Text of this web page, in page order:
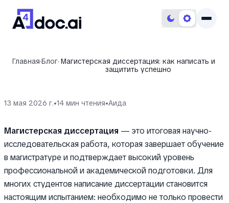
Главная·Блог· Магистерская диссертация: как написать и
защитить успешно
13 мая 2026 г.•14 мин чтения•Aида
Магистерская диссертация — это итоговая научно-
исследовательская работа, которая завершает обучение
в магистратуре и подтверждает высокий уровень
профессиональной и академической подготовки. Для
многих студентов написание диссертации становится
настоящим испытанием: необходимо не только провести